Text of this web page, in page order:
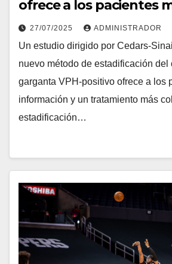
ofrece a los pacientes
información
27/07/2025 ADMINISTRADOR
Un estudio dirigido por Cedars-
nuevo método de estadificación del
garganta VPH-positivo ofrece a los
información y un tratamiento más
estadificación…